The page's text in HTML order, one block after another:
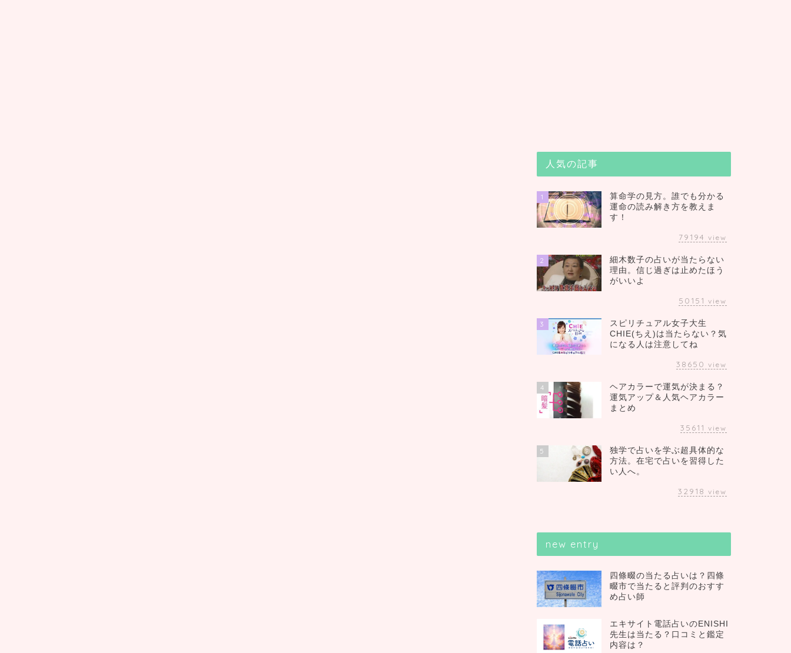
人気の記事
1
算命学の見方。誰でも分かる
運命の読み解き方を教えま
す！
79194 view
2
細木数子の占いが当たらない
理由。信じ過ぎは止めたほう
がいいよ
50151 view
3
スピリチュアル女子大生
CHIE(ちえ)は当たらない？気
になる人は注意してね
38650 view
4
ヘアカラーで運気が決まる？
運気アップ＆人気ヘアカラー
まとめ
35611 view
5
独学で占いを学ぶ超具体的な
方法。在宅で占いを習得した
い人へ。
32918 view
new entry
四條畷の当たる占いは？四條
畷市で当たると評判のおすす
め占い師
エキサイト電話占いのENISHI
先生は当たる？口コミと鑑定
内容は？